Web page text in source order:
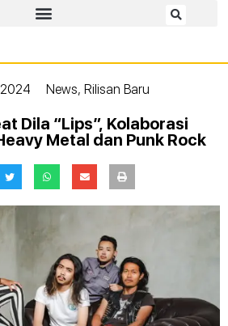
News, Rilisan Baru
Dila “Lips”, Kolaborasi
Metal dan Punk Rock